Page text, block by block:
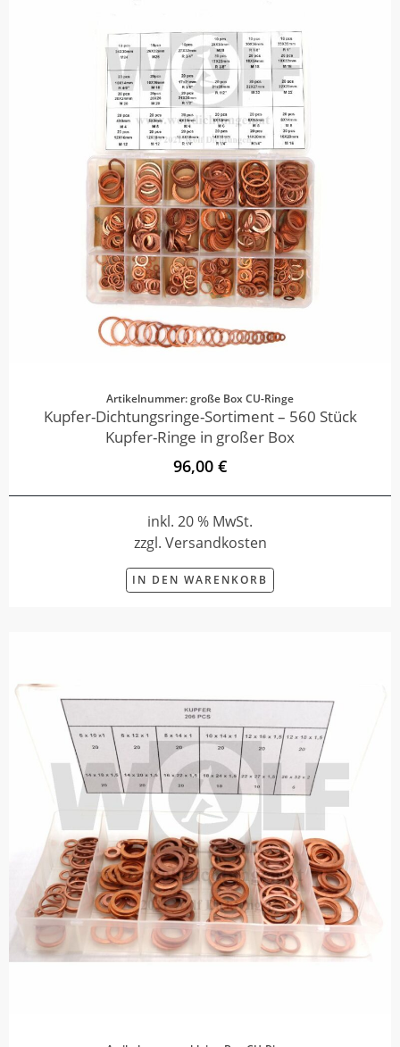
Artikelnummer: große Box CU-Ringe
Kupfer-Dichtungsringe-Sortiment – 560 Stück
Kupfer-Ringe in großer Box
96,00 €
inkl. 20 % MwSt.
zzgl. Versandkosten
IN DEN WARENKORB